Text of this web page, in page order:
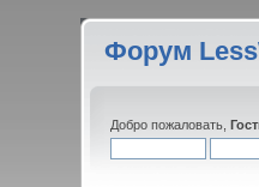
Форум
Добро пожаловать,